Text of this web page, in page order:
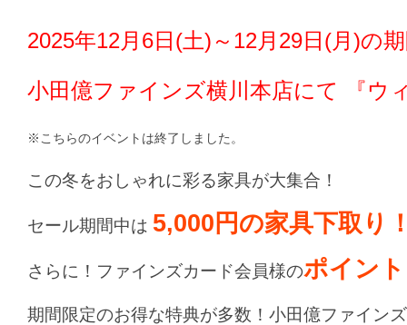
2025年12月6日(土)～12月29日(月)の
小田億ファインズ横川本店にて 『ウ
※こちらのイベントは終了しました。
この冬をおしゃれに彩る家具が大集合！
セール期間中は 5,000円の家具下取り
さらに！ファインズカード会員様のポイン
期間限定のお得な特典が多数！小田億ファイン